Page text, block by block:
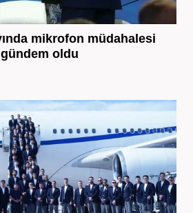
mikrofon müdahalesi
oldu